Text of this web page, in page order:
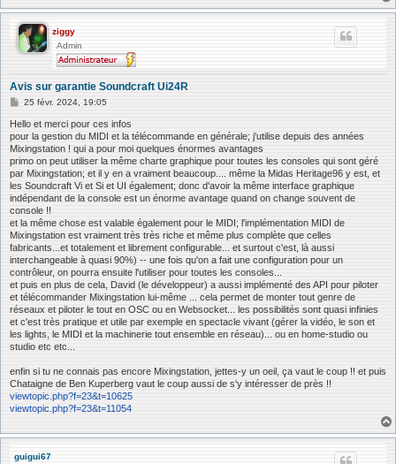
ziggy
Admin
Avis sur garantie Soundcraft Ui24R
M
s
s
a
g
e
25 févr. 2024, 19:05
Hello et merci pour ces infos
pour la gestion du MIDI et la télécommande en générale; j'utilise depuis des années
Mixingstation ! qui a pour moi quelques énormes avantages
primo on peut utiliser la même charte graphique pour toutes les consoles qui sont géré
par Mixingstation; et il y en a vraiment beaucoup.... même la Midas Heritage96 y est, et
les Soundcraft Vi et Si et UI également; donc d'avoir la même interface graphique
indépendant de la console est un énorme avantage quand on change souvent de
console !!
et la même chose est valable également pour le MIDI; l'implémentation MIDI de
Mixingstation est vraiment très très riche et même plus complète que celles
fabricants...et totalement et librement configurable... et surtout c'est, là aussi
interchangeable à quasi 90%) -- une fois qu'on a fait une configuration pour un
contrôleur, on pourra ensuite l'utiliser pour toutes les consoles...
et puis en plus de cela, David (le développeur) a aussi implémenté des API pour piloter
et télécommander Mixingstation lui-même ... cela permet de monter tout genre de
réseaux et piloter le tout en OSC ou en Websocket... les possibilités sont quasi infinies
et c'est très pratique et utile par exemple en spectacle vivant (gérer la vidéo, le son et
les lights, le MIDI et la machinerie tout ensemble en réseau)... ou en home-studio ou
studio etc etc...
enfin si tu ne connais pas encore Mixingstation, jettes-y un oeil, ça vaut le coup !! et puis
Chataigne de Ben Kuperberg vaut le coup aussi de s'y intéresser de près !!
viewtopic.php?f=23&t=10625
viewtopic.php?f=23&t=11054
guigui67